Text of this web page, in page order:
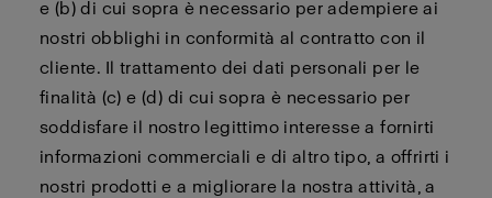
e (b) di cui sopra è necessario per adempiere ai
nostri obblighi in conformità al contratto con il
cliente. Il trattamento dei dati personali per le
finalità (c) e (d) di cui sopra è necessario per
soddisfare il nostro legittimo interesse a fornirti
informazioni commerciali e di altro tipo, a offrirti i
nostri prodotti e a migliorare la nostra attività, a